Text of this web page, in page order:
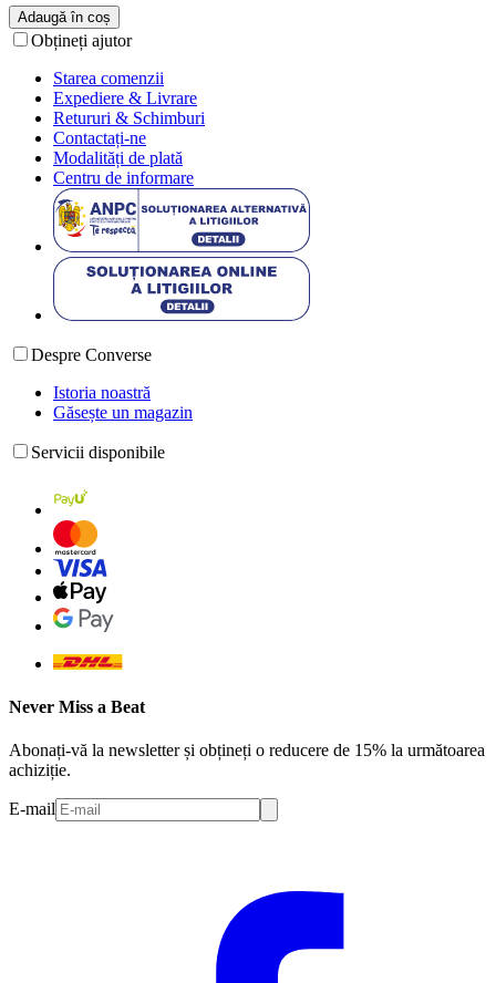
Adaugă în coș
Obțineți ajutor
Starea comenzii
Expediere & Livrare
Retururi & Schimburi
Contactați-ne
Modalități de plată
Centru de informare
Despre Converse
Istoria noastră
Găsește un magazin
Servicii disponibile
Never Miss a Beat
Abonați-vă la newsletter și obțineți o reducere de 15% la următoarea
achiziție.
E-mail